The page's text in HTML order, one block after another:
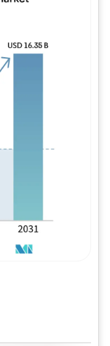
Intelligence. El uso